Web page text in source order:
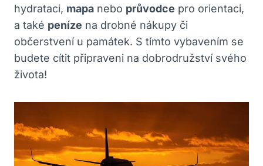
hydrataci, mapa ⁤nebo průvodce pro ‍orientaci,
a také peníze na⁣ drobné ​nákupy či
občerstvení u památek. S ​tímto ⁢vybavením se
budete cítit⁤ připraveni na‌ dobrodružství⁣ svého
života!